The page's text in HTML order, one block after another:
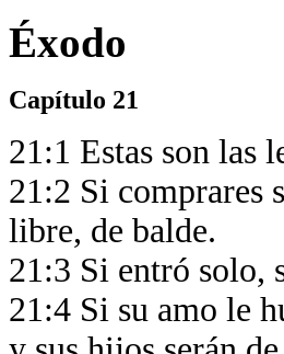
Éxodo
Capítulo 21
21:1 Estas son las
21:2 Si comprares
libre, de balde.
21:3 Si entró solo,
21:4 Si su amo le